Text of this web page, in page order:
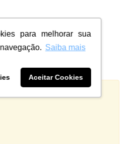
para melhorar sua
Saiba mais
Aceitar Cookies